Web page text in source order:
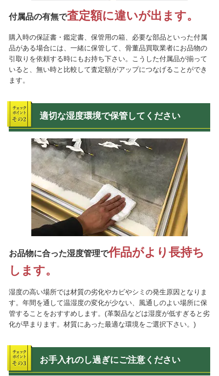
付属品の有無で査定額に違いが出ます。
購入時の保証書・鑑定書、保管用の箱、必要な部品といった付属
品がある場合には、一緒に保管して、骨董品買取業者にお品物の
引取りを依頼する時にもお持ち下さい。こうした付属品が揃って
いると、無い時と比較して査定額がアップにつなげることができ
ます。
適切な湿度環境で保管してください
お品物に合った湿度管理で作品がより長持ち
します。
湿度の高い場所では材質の劣化やカビやシミの発生原因となりま
す。年間を通して温湿度の変化が少ない、風通しのよい場所に保
管することをおすすめします。(革製品などは湿度が低すぎると劣
化が早まります。材質にあった最適な環境をご選択下さい。)
お手入れのし過ぎにご注意ください